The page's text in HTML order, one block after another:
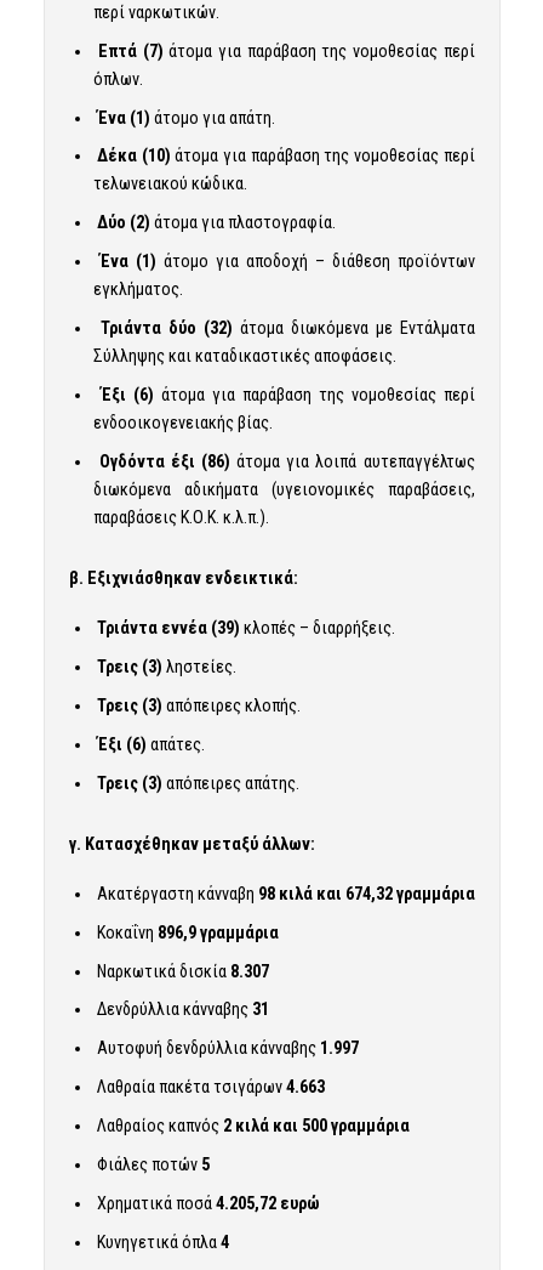
περί ναρκωτικών.
Επτά (7)άτομα για παράβαση της νομοθεσίας περί
όπλων.
Ένα (1) άτομο για απάτη.
Δέκα (10)άτομα για παράβαση της νομοθεσίας περί
τελωνειακού κώδικα.
Δύο (2) άτομα για πλαστογραφία.
Ένα (1)άτομο για αποδοχή – διάθεση προϊόντων
εγκλήματος.
Τριάντα δύο (32) άτομα διωκόμενα με Εντάλματα
Σύλληψης και καταδικαστικές αποφάσεις.
Έξι (6) άτομα για παράβαση της νομοθεσίας περί
ενδοοικογενειακής βίας.
Ογδόντα έξι (86)άτομα για λοιπά αυτεπαγγέλτως
διωκόμενα αδικήματα (υγειονομικές παραβάσεις,
παραβάσεις Κ.Ο.Κ. κ.λ.π.).
β. Εξιχνιάσθηκαν ενδεικτικά:
Τριάντα εννέα (39) κλοπές – διαρρήξεις.
Τρεις (3) ληστείες.
Τρεις (3) απόπειρες κλοπής.
Έξι (6) απάτες.
Τρεις (3) απόπειρες απάτης.
γ. Κατασχέθηκαν μεταξύ άλλων:
Ακατέργαστη κάνναβη 98 κιλά και 674,32 γραμμάρια
Κοκαΐνη 896,9 γραμμάρια
Ναρκωτικά δισκία 8.307
Δενδρύλλια κάνναβης 31
Αυτοφυή δενδρύλλια κάνναβης 1.997
Λαθραία πακέτα τσιγάρων4.663
Λαθραίος καπνός 2 κιλά και 500 γραμμάρια
Φιάλες ποτών 5
Χρηματικά ποσά4.205,72 ευρώ
Κυνηγετικά όπλα4